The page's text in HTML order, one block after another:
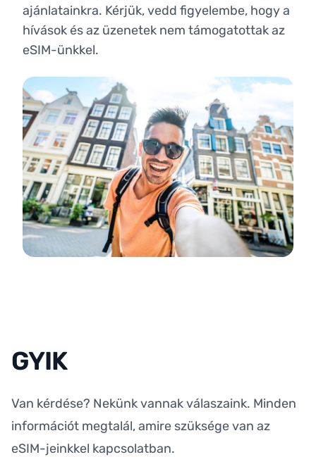
ajánlatainkra. Kérjük, vedd figyelembe, hogy a
hívások és az üzenetek nem támogatottak az
eSIM-ünkkel.
GYIK
Van kérdése? Nekünk vannak válaszaink. Minden
információt megtalál, amire szüksége van az
eSIM-jeinkkel kapcsolatban.